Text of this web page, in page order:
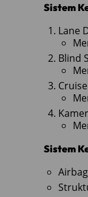
Sistem
Lane
Blind
Sistem